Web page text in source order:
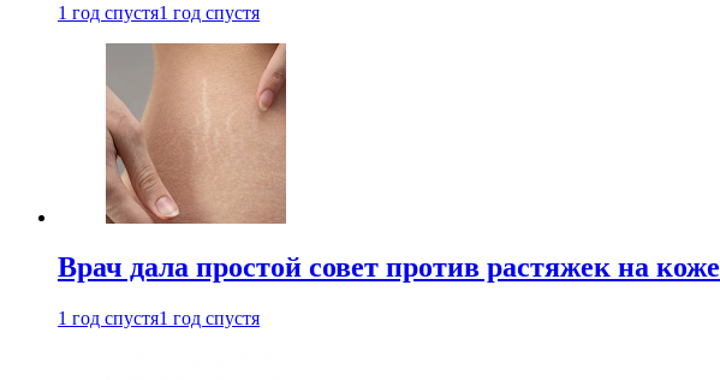
1 год спустя1 год спустя
Врач дала простой совет против растяжек на коже
1 год спустя1 год спустя